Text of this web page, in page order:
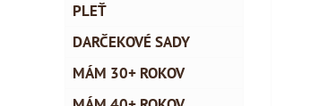
PLEŤ
DARČEKOVÉ SADY
MÁM 30+ ROKOV